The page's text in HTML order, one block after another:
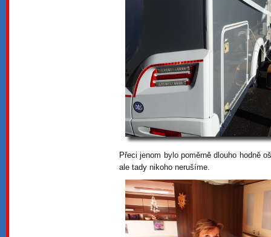
Přeci jenom bylo poměrně dlouho hodně
ale tady nikoho nerušíme.